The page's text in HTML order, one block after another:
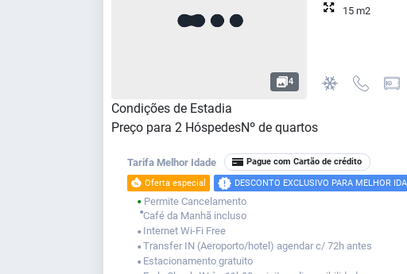
4
15 m2
Condições de Estadia
Preço para 2 HóspedesNº de quartos
Tarifa Melhor Idade Pague com Cartão de crédito
Oferta especial DESCONTO EXCLUSIVO PARA MELHOR
⬤ Permite Cancelamento
⬤Café da Manhã incluso
⬤ Internet Wi-Fi Free
⬤ Transfer IN (Aeroporto/hotel) agendar c/ 72h antes
⬤
Estacionamento gratuito